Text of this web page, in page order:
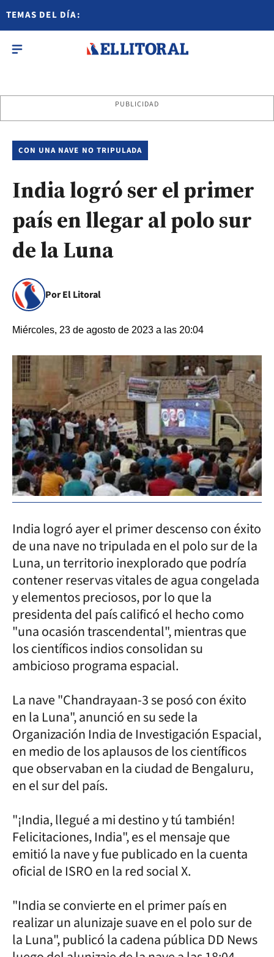
TEMAS DEL DÍA:
PUBLICIDAD
CON UNA NAVE NO TRIPULADA
India logró ser el primer
país en llegar al polo sur
de la Luna
Por El Litoral
Miércoles, 23 de agosto de 2023 a las 20:04
India logró ayer el primer descenso con éxito
de una nave no tripulada en el polo sur de la
Luna, un territorio inexplorado que podría
contener reservas vitales de agua congelada
y elementos preciosos, por lo que la
presidenta del país calificó el hecho como
"una ocasión trascendental", mientras que
los científicos indios consolidan su
ambicioso programa espacial.
La nave "Chandrayaan-3 se posó con éxito
en la Luna", anunció en su sede la
Organización India de Investigación Espacial,
en medio de los aplausos de los científicos
que observaban en la ciudad de Bengaluru,
en el sur del país.
"¡India, llegué a mi destino y tú también!
Felicitaciones, India", es el mensaje que
emitió la nave y fue publicado en la cuenta
oficial de ISRO en la red social X.
"India se convierte en el primer país en
realizar un alunizaje suave en el polo sur de
la Luna", publicó la cadena pública DD News